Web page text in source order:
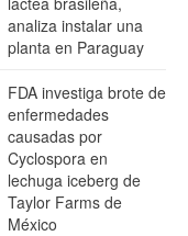
analiza instalar una
planta en Paraguay
FDA investiga brote de
enfermedades
causadas por
Cyclospora en
lechuga iceberg de
Taylor Farms de
México